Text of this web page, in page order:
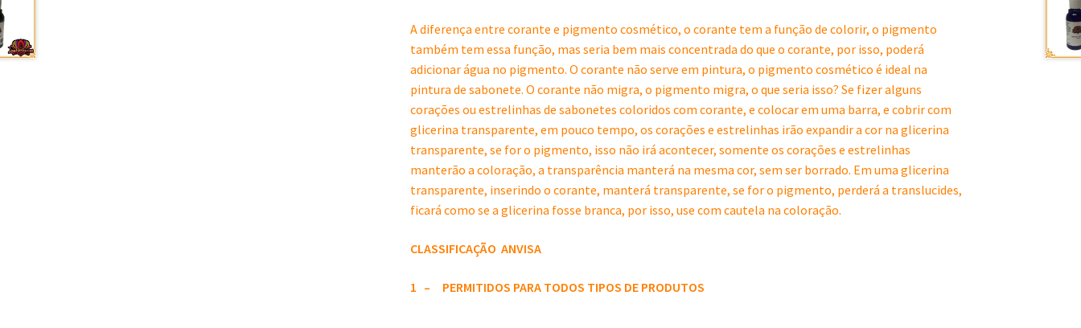
A diferença entre corante e pigmento cosmético, o corante tem a função de colorir, o pigmento
também tem essa função, mas seria bem mais concentrada do que o corante, por isso, poderá
adicionar água no pigmento. O corante não serve em pintura, o pigmento cosmético é ideal na
pintura de sabonete. O corante não migra, o pigmento migra, o que seria isso? Se fizer alguns
corações ou estrelinhas de sabonetes coloridos com corante, e colocar em uma barra, e cobrir com
glicerina transparente, em pouco tempo, os corações e estrelinhas irão expandir a cor na glicerina
transparente, se for o pigmento, isso não irá acontecer, somente os corações e estrelinhas
manterão a coloração, a transparência manterá na mesma cor, sem ser borrado. Em uma glicerina
transparente, inserindo o corante, manterá transparente, se for o pigmento, perderá a translucides,
ficará como se a glicerina fosse branca, por isso, use com cautela na coloração.
CLASSIFICAÇÃO ANVISA
1 – PERMITIDOS PARA TODOS TIPOS DE PRODUTOS